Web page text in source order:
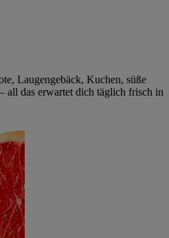
Laugengebäck, Kuchen, süße
all das erwartet dich täglich frisch in